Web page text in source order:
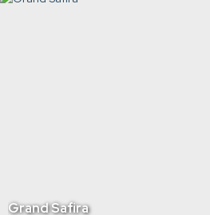
Grand Safira